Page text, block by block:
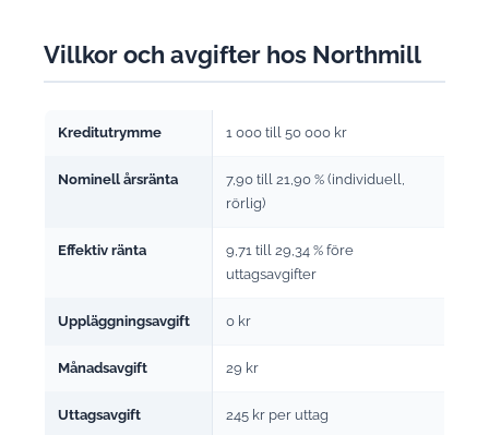
Villkor och avgifter hos Northmill
Kreditutrymme 1 000 till 50 000 kr
Nominell årsränta
7,90 till 21,90 % (individuell,
rörlig)
Effektiv ränta
9,71 till 29,34 % före
uttagsavgifter
Uppläggningsavgift 0 kr
Månadsavgift 29 kr
Uttagsavgift 245 kr per uttag